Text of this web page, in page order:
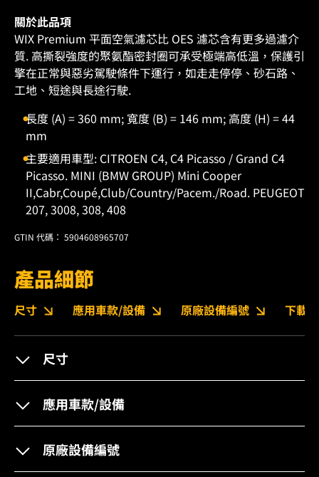
關於此品項
WIX Premium 平面空氣濾芯比 OES 濾芯含有更多過濾介
質. 高撕裂強度的聚氨酯密封圈可承受極端高低溫，保護引
擎在正常與惡劣駕駛條件下運行，如走走停停、砂石路、
工地、短途與長途行駛.
長度 (A) = 360 mm; 寬度 (B) = 146 mm; 高度 (H) = 44
mm
主要適用車型: CITROEN C4, C4 Picasso / Grand C4
Picasso. MINI (BMW GROUP) Mini Cooper
II,Cabr,Coupé,Club/Country/Pacem./Road. PEUGEOT
207, 3008, 308, 408
GTIN 代碼： 5904608965707
產品細節
尺寸 應用車款/設備 原廠設備編號 下載
尺寸
應用車款/設備
原廠設備編號